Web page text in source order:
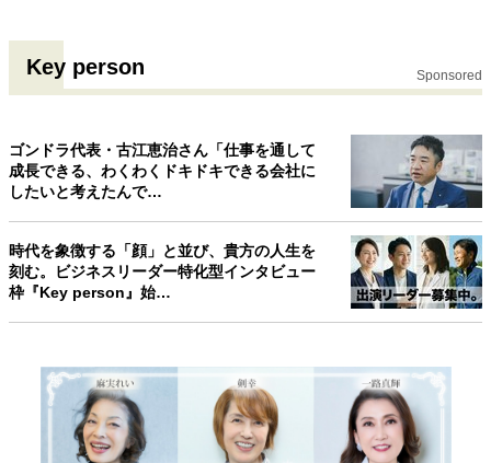
社会・カルチャー・マネー
Key person Sponsored
ゴンドラ代表・古江恵治さん「仕事を通して
成長できる、わくわくドキドキできる会社に
したいと考えたんで…
時代を象徴する「顔」と並び、貴方の人生を
刻む。ビジネスリーダー特化型インタビュー
枠『Key person』始…